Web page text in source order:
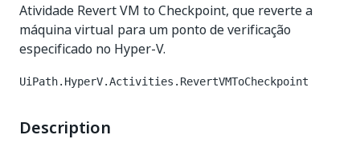
Atividade Revert VM to Checkpoint, que reverte a
máquina virtual para um ponto de verificação
especificado no Hyper-V.
UiPath.HyperV.Activities.RevertVMToCheckpoint
Description